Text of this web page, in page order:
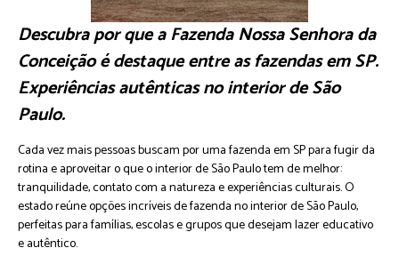
Descubra por que a Fazenda Nossa Senhora da
Conceição é destaque entre as fazendas em SP.
Experiências autênticas no interior de São
Paulo.
Cada vez mais pessoas buscam por uma fazenda em SP para fugir da
rotina e aproveitar o que o interior de São Paulo tem de melhor:
tranquilidade, contato com a natureza e experiências culturais. O
estado reúne opções incríveis de fazenda no interior de São Paulo,
perfeitas para famílias, escolas e grupos que desejam lazer educativo
e autêntico.